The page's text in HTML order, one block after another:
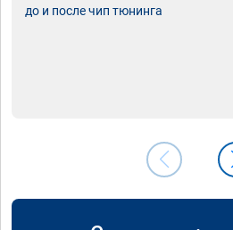
до и после чип тюнинга